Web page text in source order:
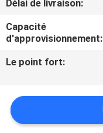
NOUS
NOUVELLES
UNE
CITATION
Délai de livraison:
Capacité
d'approvisionnement:
Le point fort: